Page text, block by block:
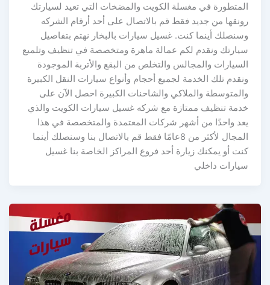
المتطورة في مغسلة الكويت والمضخات التي تعيد لسيارتك
رونقها من جديد فقط قم بالاتصال على أحد أرقام الشركه
وسنصلك أينما كنت. غسيل سيارات بالبخار نهتم بتفاصيل
سيارتك ونقدم لكم عمالة ماهرة ومتخصصة في تنظيف وتلميع
السيارات والمجالس والتخلص من البقع والأتربة الموجودة
ونقدم تلك الخدمة لجميع أحجام وأنواع سيارات النقل الكبيرة
والمتوسطة والملاكي والشاحنات الكبيرة احصل الآن على
خدمة تنظيف ممتازة مع شركه غسيل سيارات الكويت والذي
يعد واحدًا من أشهر شركات المعتمدة والمتخصصة في هذا
المجال لأكثر من 8عامًا فقط قم بالاتصال بنا وسنصلك أينما
كنت أو يمكنك زيارة أحد فروع المراكز الخاصة بنا غسيل
سيارات داخلي